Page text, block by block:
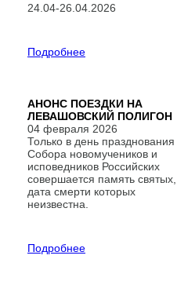
24.04-26.04.2026
Подробнее
АНОНС ПОЕЗДКИ НА
ЛЕВАШОВСКИЙ ПОЛИГОН
04 февраля 2026
Только в день празднования
Собора новомучеников и
исповедников Российских
совершается память святых,
дата смерти которых
неизвестна.
Подробнее